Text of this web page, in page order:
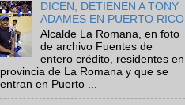
DICEN, DETIENEN A TONY
ADAMES EN PUERTO RICO
Alcalde La Romana, en foto
de archivo Fuentes de
entero crédito, residentes en
de La Romana y que se
en Puerto ...